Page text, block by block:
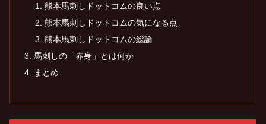
熊本馬刺しドットコムの良い点
熊本馬刺しドットコムの気になる点
熊本馬刺しドットコムの総論
馬刺しの「赤身」とは何か
まとめ